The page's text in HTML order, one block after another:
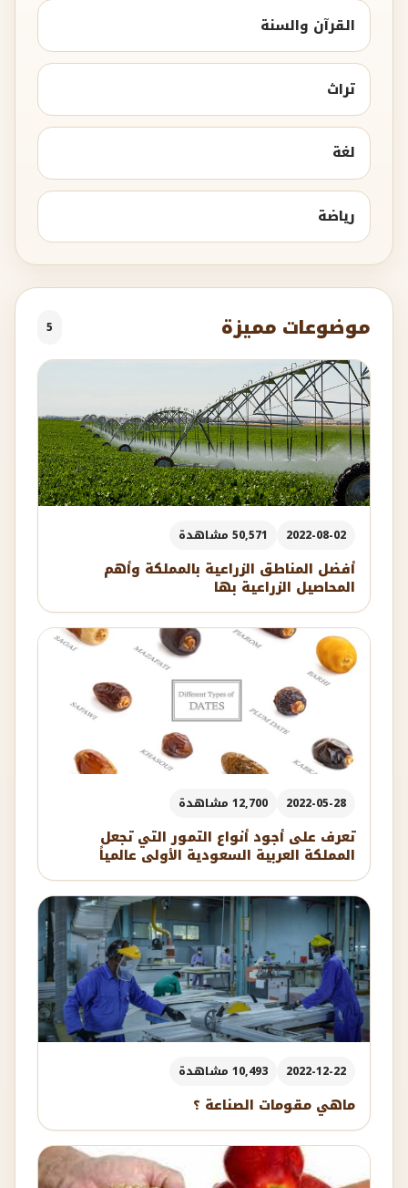
القرآن والسنة
تراث
لغة
رياضة
موضوعات مميزة 5
2022-08-02 50,571 مشاهدة
أفضل المناطق الزراعية بالمملكة وأهم
المحاصيل الزراعية بها
2022-05-28 12,700 مشاهدة
تعرف على أجود أنواع التمور التي تجعل
المملكة العربية السعودية الأولى عالمياً
2022-12-22 10,493 مشاهدة
ماهي مقومات الصناعة ؟